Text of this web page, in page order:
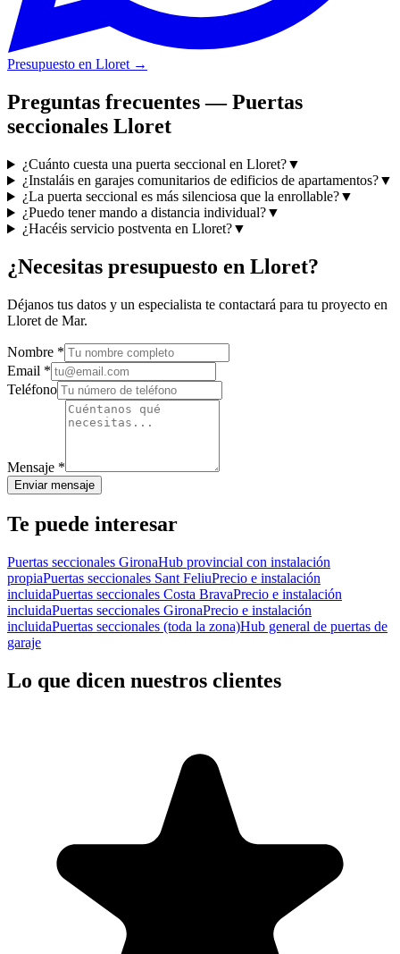
Presupuesto en Lloret→
Preguntas frecuentes — Puertas
seccionales Lloret
¿Cuánto cuesta una puerta seccional en Lloret?▼
¿Instaláis en garajes comunitarios de edificios de apartamentos?▼
¿La puerta seccional es más silenciosa que la enrollable?▼
¿Puedo tener mando a distancia individual?▼
¿Hacéis servicio postventa en Lloret?▼
¿Necesitas presupuesto en Lloret?
Déjanos tus datos y un especialista te contactará para tu proyecto en
Lloret de Mar.
Nombre *
Email *
Teléfono
Mensaje *
Enviar mensaje
Te puede interesar
Puertas seccionales GironaHub provincial con instalación
propiaPuertas seccionales Sant FeliuPrecio e instalación
incluidaPuertas seccionales Costa BravaPrecio e instalación
incluidaPuertas seccionales GironaPrecio e instalación
incluidaPuertas seccionales (toda la zona)Hub general de puertas de
garaje
Lo que dicen nuestros clientes